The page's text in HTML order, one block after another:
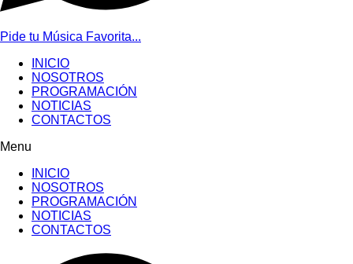
Pide tu Música Favorita...
INICIO
NOSOTROS
PROGRAMACIÓN
NOTICIAS
CONTACTOS
Menu
INICIO
NOSOTROS
PROGRAMACIÓN
NOTICIAS
CONTACTOS